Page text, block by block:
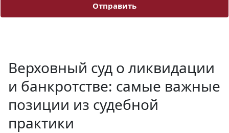
Отправить
Верховный суд о ликвидации
и банкротстве: самые важные
позиции из судебной
практики